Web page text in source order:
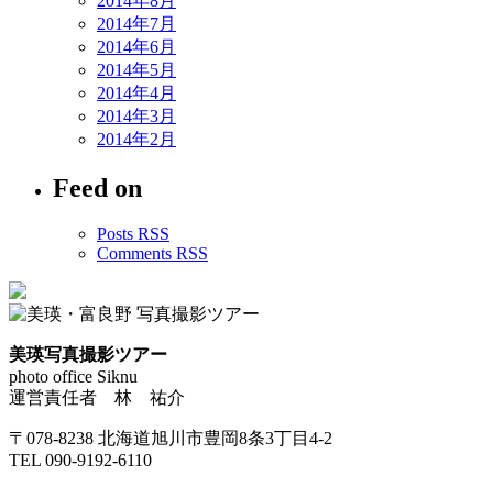
2014年7月
2014年6月
2014年5月
2014年4月
2014年3月
2014年2月
Feed on
Posts RSS
Comments RSS
美瑛写真撮影ツアー
photo office Siknu
運営責任者 林 祐介
〒078-8238 北海道旭川市豊岡8条3丁目4-2
TEL 090-9192-6110